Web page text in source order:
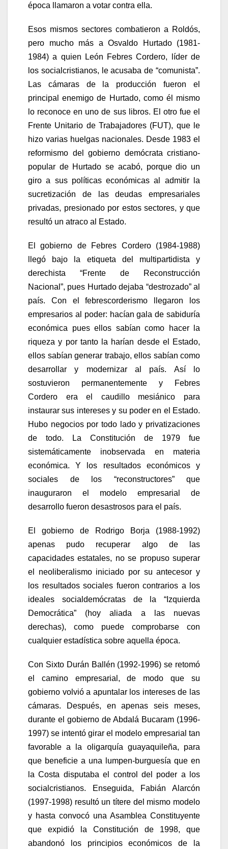
época llamaron a votar contra ella.
Esos mismos sectores combatieron a Roldós,
pero mucho más a Osvaldo Hurtado (1981-
1984) a quien León Febres Cordero, líder de
los socialcristianos, le acusaba de “comunista”.
Las cámaras de la producción fueron el
principal enemigo de Hurtado, como él mismo
lo reconoce en uno de sus libros. El otro fue el
Frente Unitario de Trabajadores (FUT), que le
hizo varias huelgas nacionales. Desde 1983 el
reformismo del gobierno demócrata cristiano-
popular de Hurtado se acabó, porque dio un
giro a sus políticas económicas al admitir la
sucretización de las deudas empresariales
privadas, presionado por estos sectores, y que
resultó un atraco al Estado.
El gobierno de Febres Cordero (1984-1988)
llegó bajo la etiqueta del multipartidista y
derechista “Frente de Reconstrucción
Nacional”, pues Hurtado dejaba “destrozado” al
país. Con el febrescorderismo llegaron los
empresarios al poder: hacían gala de sabiduría
económica pues ellos sabían como hacer la
riqueza y por tanto la harían desde el Estado,
ellos sabían generar trabajo, ellos sabían como
desarrollar y modernizar al país. Así lo
sostuvieron permanentemente y Febres
Cordero era el caudillo mesiánico para
instaurar sus intereses y su poder en el Estado.
Hubo negocios por todo lado y privatizaciones
de todo. La Constitución de 1979 fue
sistemáticamente inobservada en materia
económica. Y los resultados económicos y
sociales de los “reconstructores” que
inauguraron el modelo empresarial de
desarrollo fueron desastrosos para el país.
El gobierno de Rodrigo Borja (1988-1992)
apenas pudo recuperar algo de las
capacidades estatales, no se propuso superar
el neoliberalismo iniciado por su antecesor y
los resultados sociales fueron contrarios a los
ideales socialdemócratas de la “Izquierda
Democrática” (hoy aliada a las nuevas
derechas), como puede comprobarse con
cualquier estadística sobre aquella época.
Con Sixto Durán Ballén (1992-1996) se retomó
el camino empresarial, de modo que su
gobierno volvió a apuntalar los intereses de las
cámaras. Después, en apenas seis meses,
durante el gobierno de Abdalá Bucaram (1996-
1997) se intentó girar el modelo empresarial tan
favorable a la oligarquía guayaquileña, para
que beneficie a una lumpen-burguesía que en
la Costa disputaba el control del poder a los
socialcristianos. Enseguida, Fabián Alarcón
(1997-1998) resultó un títere del mismo modelo
y hasta convocó una Asamblea Constituyente
que expidió la Constitución de 1998, que
abandonó los principios económicos de la